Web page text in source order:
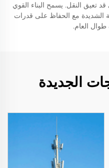
تعيق النقل. يسمح البناء القوي
الشديدة مع الحفاظ على قدرات
العام.
الجديدة